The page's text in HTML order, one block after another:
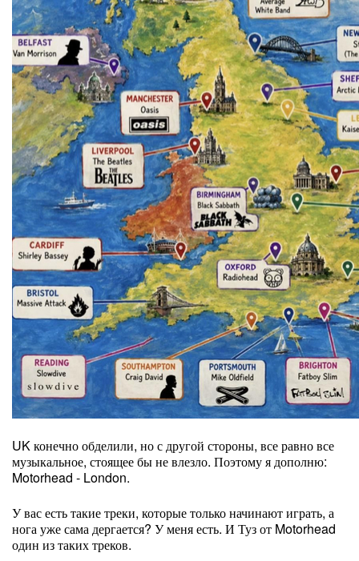
UK конечно обделили, но с другой стороны, все равно все
музыкальное, стоящее бы не влезло. Поэтому я дополню:
Motorhead - London.
У вас есть такие треки, которые только начинают играть, а
нога уже сама дергается? У меня есть. И Туз от Motorhead
один из таких треков.